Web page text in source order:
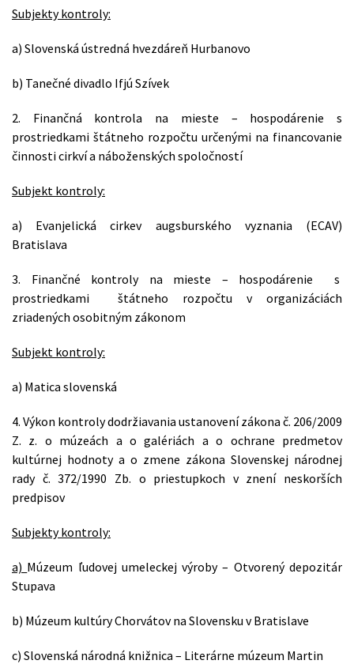
Subjekty kontroly:
a) Slovenská ústredná hvezdáreň Hurbanovo
b) Tanečné divadlo Ifjú Szívek
2. Finančná kontrola na mieste – hospodárenie s
prostriedkami štátneho rozpočtu určenými na financovanie
činnosti cirkví a náboženských spoločností
Subjekt kontroly:
a) Evanjelická cirkev augsburského vyznania (ECAV)
Bratislava
3. Finančné kontroly na mieste – hospodárenie s
prostriedkami štátneho rozpočtu v organizáciách
zriadených osobitným zákonom
Subjekt kontroly:
a) Matica slovenská
4. Výkon kontroly dodržiavania ustanovení zákona č. 206/2009
Z. z. o múzeách a o galériách a o ochrane predmetov
kultúrnej hodnoty a o zmene zákona Slovenskej národnej
rady č. 372/1990 Zb. o priestupkoch v znení neskorších
predpisov
Subjekty kontroly:
a) Múzeum ľudovej umeleckej výroby – Otvorený depozitár
Stupava
b) Múzeum kultúry Chorvátov na Slovensku v Bratislave
c) Slovenská národná knižnica – Literárne múzeum Martin